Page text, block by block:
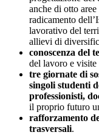
anche di otto
radicamento
lavorativo del
allievi di
conoscenza del
del lavoro e visite
tre giornate di
singoli studenti
professionisti,
il proprio futuro
rafforzamento
trasversali.